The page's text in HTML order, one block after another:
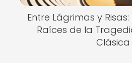
Entre Lágrimas y
Raíces de la
Clásica